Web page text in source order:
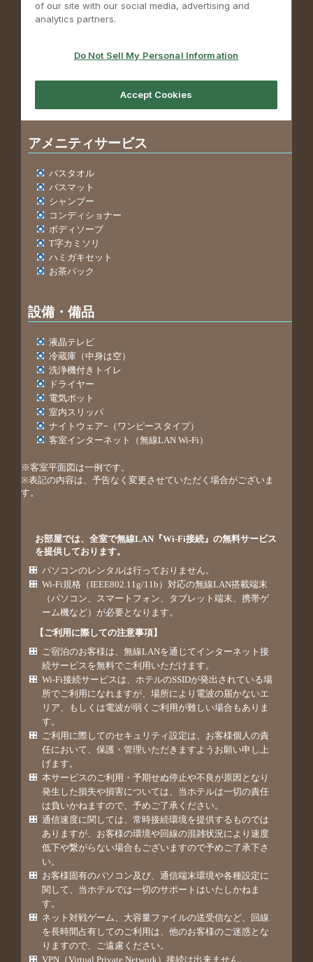
アメニティサービス
バスタオル
バスマット
シャンプー
コンディショナー
ボディソープ
T字カミソリ
ハミガキセット
お茶パック
設備・備品
液晶テレビ
冷蔵庫（中身は空）
洗浄機付きトイレ
ドライヤー
電気ポット
室内スリッパ
ナイトウェアｰ（ワンピースタイプ）
客室インターネット（無線LAN Wi-Fi）
※客室平面図は一例です。
※表記の内容は、予告なく変更させていただく場合がございま
す。
お部屋では、全室で無線LAN『Wi-Fi接続』の無料サービス
を提供しております。
パソコンのレンタルは行っておりません。
Wi-Fi規格（IEEE802.11g/11b）対応の無線LAN搭載端末
（パソコン、スマートフォン、タブレット端末、携帯ゲ
ーム機など）が必要となります。
【ご利用に際しての注意事項】
ご宿泊のお客様は、無線LANを通じてインターネット接
続サービスを無料でご利用いただけます。
Wi-Fi接続サービスは、ホテルのSSIDが発出されている場
所でご利用になれますが、場所により電波の届かないエ
リア、もしくは電波が弱くご利用が難しい場合もありま
す。
ご利用に際してのセキュリティ設定は、お客様個人の責
任において、保護・管理いただきますようお願い申し上
げます。
本サービスのご利用・予期せぬ停止や不良が原因となり
発生した損失や損害については、当ホテルは一切の責任
は負いかねますので、予めご了承ください。
通信速度に関しては、常時接続環境を提供するものでは
ありますが、お客様の環境や回線の混雑状況により速度
低下や繋がらない場合もございますので予めご了承下さ
い。
お客様固有のパソコン及び、通信端末環境や各種設定に
関して、当ホテルでは一切のサポートはいたしかねま
す。
ネット対戦ゲーム、大容量ファイルの送受信など、回線
を長時間占有してのご利用は、他のお客様のご迷惑とな
りますので、ご遠慮ください。
VPN（Virtual Private Network）接続は出来ません。